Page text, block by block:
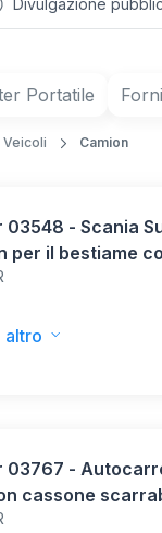
Portatile
Veicoli Camion
03548 - Scania
per il bestiame
Veicoli, Camion,
altro
03767 -
cassone
da cantiere